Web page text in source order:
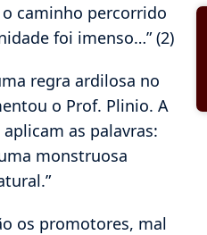
caminho percorrido
foi imenso…” (2)
regra ardilosa no
o Prof. Plinio. A
as palavras:
monstruosa
os promotores, mal